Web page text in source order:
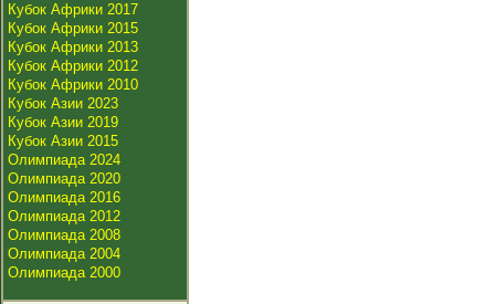
Кубок Африки 2017
Кубок Африки 2015
Кубок Африки 2013
Кубок Африки 2012
Кубок Африки 2010
Кубок Азии 2023
Кубок Азии 2019
Кубок Азии 2015
Олимпиада 2024
Олимпиада 2020
Олимпиада 2016
Олимпиада 2012
Олимпиада 2008
Олимпиада 2004
Олимпиада 2000